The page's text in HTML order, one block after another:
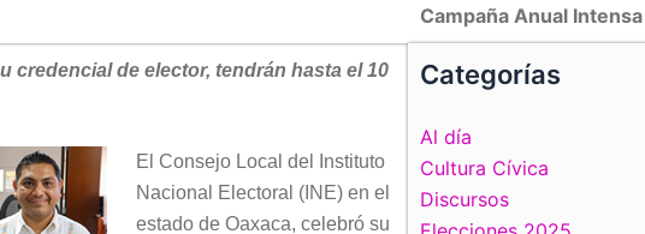
Campaña Anual Intensa
credencial de elector, tendrán hasta el 10
El Consejo Local del Instituto
Nacional Electoral (INE) en el
estado de Oaxaca, celebró su
Categorías
Al día
Cultura Cívica
Discursos